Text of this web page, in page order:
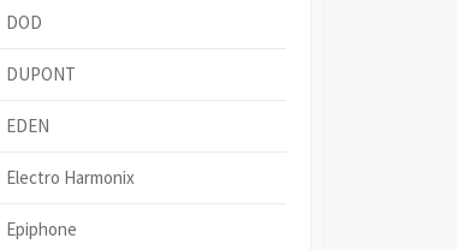
DOD
DUPONT
EDEN
Electro Harmonix
Epiphone